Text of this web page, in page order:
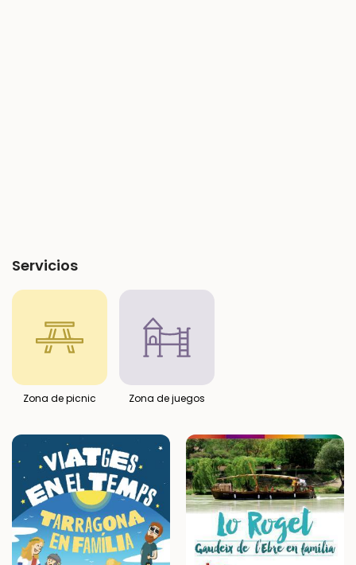
Servicios
Zona de picnic Zona de juegos